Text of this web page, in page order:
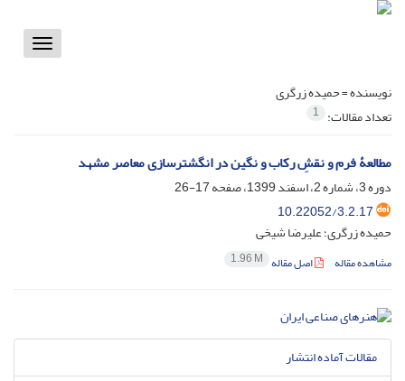
Toggle
نویسنده =حمیده زرگری
تعداد مقالات: 1
مطالعۀ فرم و نقشِ رکاب و نگین در انگشترسازی معاصر مشهد
دوره 3، شماره 2، اسفند 1399، صفحه
17-26
10.22052/3.2.17
حمیده زرگری؛ علیرضا شیخی
مشاهده مقاله اصل مقاله 1.96 M
مقالات آماده انتشار